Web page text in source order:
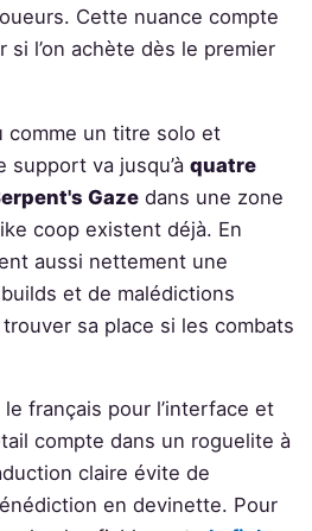
Cette nuance compte
si l’on achète dès le premier
comme un titre solo et
va jusqu’à quatre
Gazedans une zone
coop existent déjà. En
aussi nettement une
et de malédictions
sa place si les combats
français pour l’interface et
compte dans un roguelite à
claire évite de
en devinette. Pour